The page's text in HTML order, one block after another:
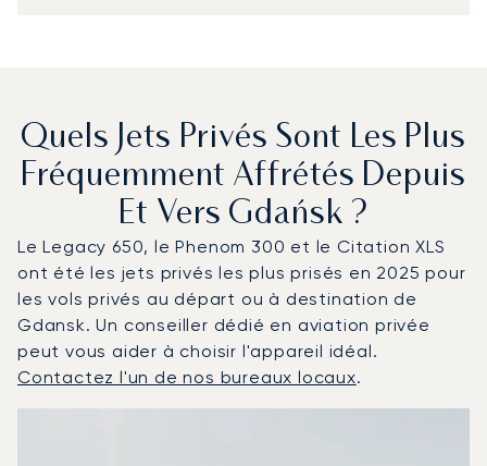
Quels Jets Privés Sont Les Plus
Fréquemment Affrétés Depuis
Et Vers Gdańsk ?
Le Legacy 650, le Phenom 300 et le Citation XLS
ont été les jets privés les plus prisés en 2025 pour
les vols privés au départ ou à destination de
Gdansk. Un conseiller dédié en aviation privée
peut vous aider à choisir l'appareil idéal.
Contactez l'un de nos bureaux locaux.